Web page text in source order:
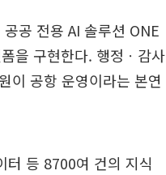
공 전용 AI 솔루션 ONE
을 구현한다. 행정ㆍ감사
이 공항 운영이라는 본연
터 등 8700여 건의 지식